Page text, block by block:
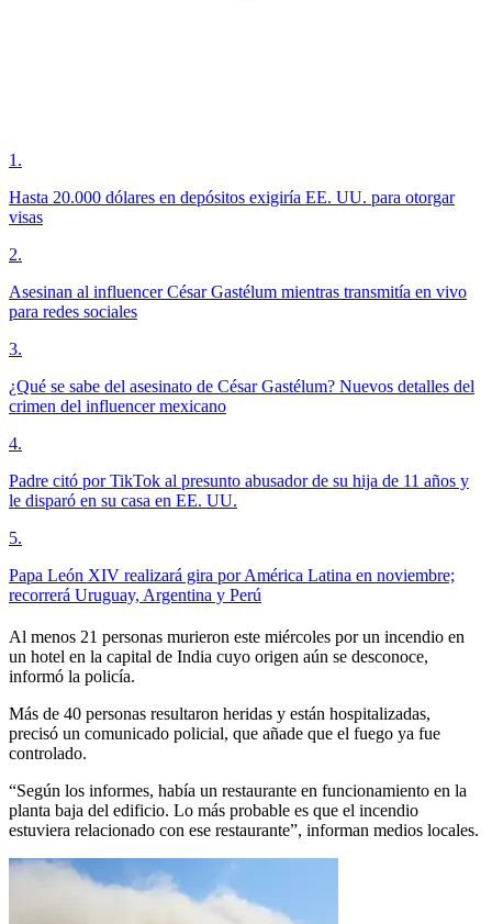
1 .
Hasta 20.000 dólares en depósitos exigiría EE. UU. para otorgar
visas
2.
Asesinan al influencer César Gastélum mientras transmitía en vivo
para redes sociales
3.
¿Qué se sabe del asesinato de César Gastélum? Nuevos detalles del
crimen del influencer mexicano
4.
Padre citó por TikTok al presunto abusador de su hija de 11 años y
le disparó en su casa en EE. UU.
5.
Papa León XIV realizará gira por América Latina en noviembre;
recorrerá Uruguay, Argentina y Perú
Al menos 21 personas murieron este miércoles por un incendio en
un hotel en la capital de India cuyo origen aún se desconoce,
informó la policía.
Más de 40 personas resultaron heridas y están hospitalizadas,
precisó un comunicado policial, que añade que el fuego ya fue
controlado.
“Según los informes, había un restaurante en funcionamiento en la
planta baja del edificio. Lo más probable es que el incendio
estuviera relacionado con ese restaurante”, informan medios locales.